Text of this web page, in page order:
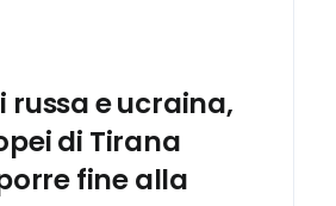
russa e ucraina,
di Tirana
fine alla